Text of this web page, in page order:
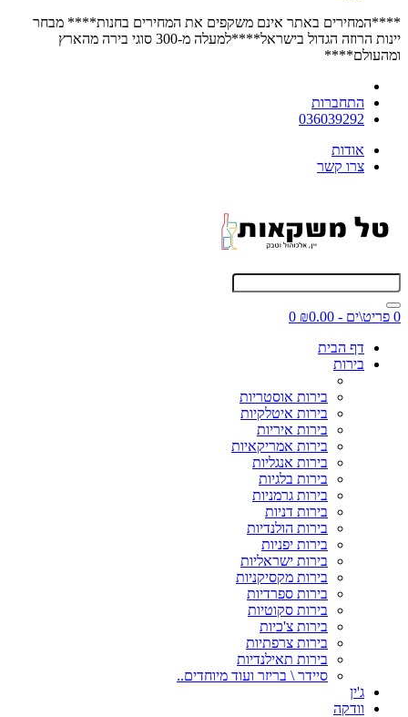
****המחירים באתר אינם משקפים את המחירים בחנות**** מבחר
יינות הרוזה הגדול בישראל****למעלה מ-300 סוגי בירה מהארץ
ומהעולם****
התחברות
036039292
אודות
צרו קשר
0 פריט\ים - ₪0.00
0
דף הבית
בירות
בירות אוסטריות
בירות איטלקיות
בירות איריות
בירות אמריקאיות
בירות אנגליות
בירות בלגיות
בירות גרמניות
בירות דניות
בירות הולנדיות
בירות יפניות
בירות ישראליות
בירות מקסיקניות
בירות ספרדיות
בירות סקוטיות
בירות צ'כיות
בירות צרפתיות
בירות תאילנדיות
סיידר \ בריזר ועוד מיוחדים..
ג'ין
וודקה